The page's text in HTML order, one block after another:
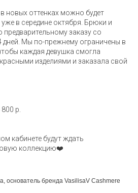
новых оттенках можно будет
в середине октября. Брюки и
предварительному заказу со
Мы по-прежнему ограничены в
каждая девушка смогла
изделиями и заказала свой
р.
кабинете будут ждать
коллекцию❤️
основатель бренда VasilisaV Cashmere